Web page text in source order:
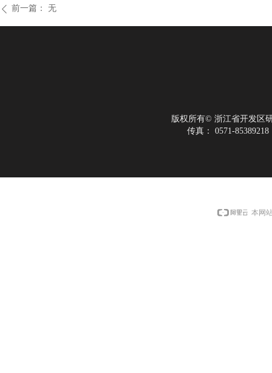
ꄴ 前一篇： 无
版权所有© 浙江省开发区
传真：
0571-85389218
本网